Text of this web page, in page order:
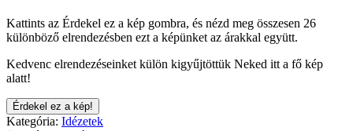
Kattints az Érdekel ez a kép gombra, és nézd meg összesen 26
különböző elrendezésben ezt a képünket az árakkal együtt.
Kedvenc elrendezéseinket külön kigyűjtöttük Neked itt a fő kép
alatt!
Érdekel ez a kép!
Kategória: Idézetek